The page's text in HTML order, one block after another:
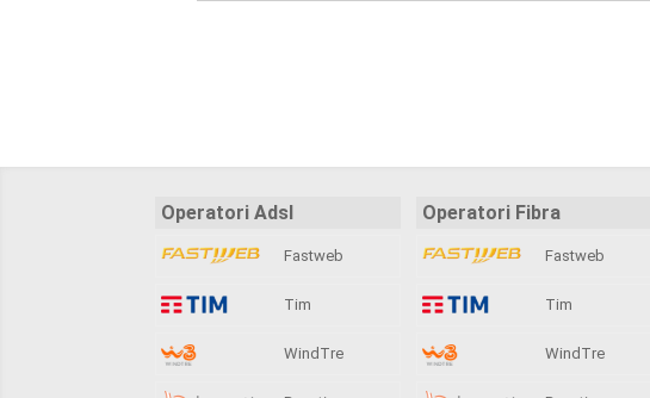
Operatori Adsl
Fastweb
Tim
WindTre
Operatori Fibra
Fastweb
Tim
WindTre